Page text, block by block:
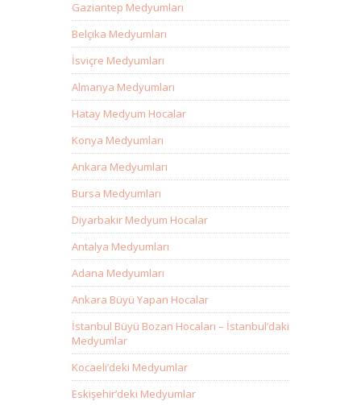
Gaziantep Medyumları
Belçika Medyumları
İsviçre Medyumları
Almanya Medyumları
Hatay Medyum Hocalar
Konya Medyumları
Ankara Medyumları
Bursa Medyumları
Diyarbakır Medyum Hocalar
Antalya Medyumları
Adana Medyumları
Ankara Büyü Yapan Hocalar
İstanbul Büyü Bozan Hocaları – İstanbul’daki
Medyumlar
Kocaeli’deki Medyumlar
Eskişehir’deki Medyumlar